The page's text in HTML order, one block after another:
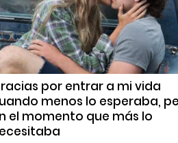
por entrar a mi vida
menos lo esperaba,
el momento que más lo